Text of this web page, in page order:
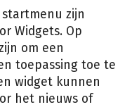
zijn
Widgets. Op
om een
toepassing toe te
widget kunnen
het nieuws of